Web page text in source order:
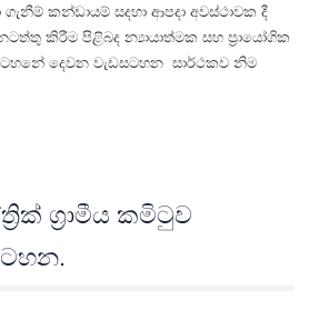
ගැනීම් කන්ඩායම් සදහා ආපදා අවස්ථාවක දී
කිරීම පිළිබද න්‍යායාත්මක සහ ප්‍රායෝගික
දෙවන වැඩසටහන සාර්ථකව නිම
ග්‍රාමීය කමිටුව